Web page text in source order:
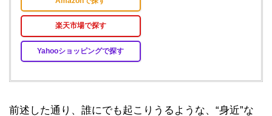
楽天市場で探す
Yahooショッピングで探す
前述した通り、誰にでも起こりうるような、“身近”な